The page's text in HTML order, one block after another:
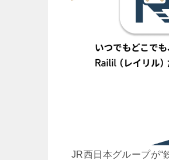
JR西日本グループが“